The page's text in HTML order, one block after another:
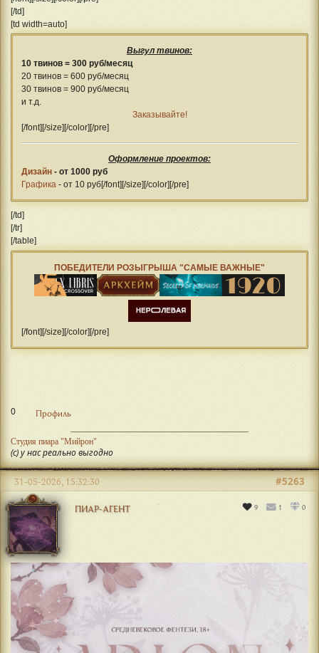
[/td]
[td width=auto]
Выгул твинов:
10 твинов = 300 руб/месяц
20 твинов = 600 руб/месяц
30 твинов = 900 руб/месяц
и т.д.
Заказывайте!
[/font][/size][/color][/pre]
Оформление проектов:
Дизайн - от 1000 руб
Графика - от 10 руб[/font][/size][/color][/pre]
[/td]
[/tr]
[/table]
ПОБЕДИТЕЛИ РОЗЫГРЫША "САМЫЕ ВАЖНЫЕ"
[/font][/size][/color][/pre]
0 Профиль
Студия пиара "Мийрон"
(с) у нас реально выгодно
ПИАР-АГЕНТ 9 1 0
#5263
31-05-2026, 15:32:30